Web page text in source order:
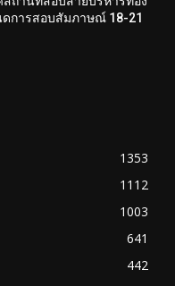
การสอบสัมภาษณ์ 18-21
1353
1112
1003
641
442